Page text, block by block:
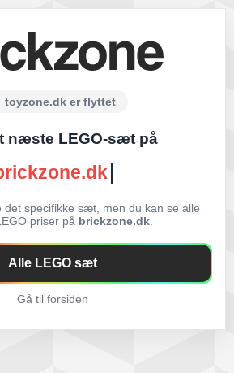
toyzone.dk er flyttet
næste LEGO-sæt på
det specifikke sæt, men du kan se alle
priser på brickzone.dk
Alle LEGO sæt
Gå til forsiden